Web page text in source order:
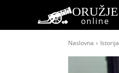
ORUŽJE
online
Naslovna Istorija